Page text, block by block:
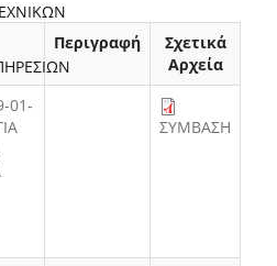
Περιγραφή
Σχετικά
Αρχεία
01-
ΣΥΜΒΑΣΗ